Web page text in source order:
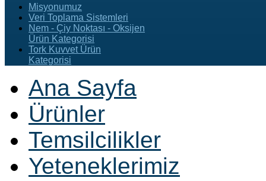
Misyonumuz
Veri Toplama Sistemleri
Nem - Çiy Noktası - Oksijen
Ürün Kategorisi
Tork Kuvvet Ürün
Kategorisi
Ana Sayfa
Ürünler
Temsilcilikler
Yeteneklerimiz